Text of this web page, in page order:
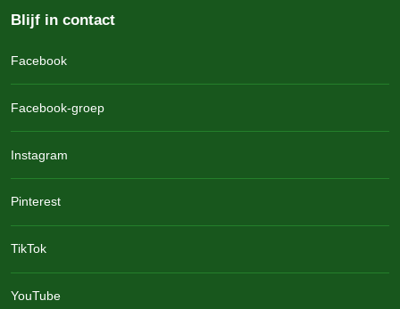
Blijf in contact
Facebook
Facebook-groep
Instagram
Pinterest
TikTok
YouTube